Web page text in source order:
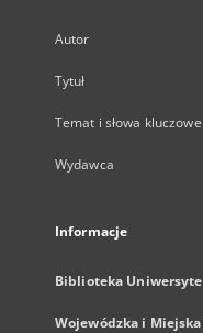
Autor
Tytuł
Temat i słowa kluczowe
Wydawca
Informacje
Biblioteka
Wojewódzka i